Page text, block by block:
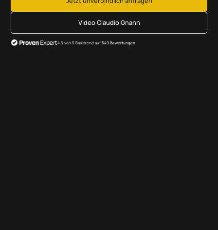
Video Claudio Gnann
4,9 von 5 Basierend auf549 Bewertungen